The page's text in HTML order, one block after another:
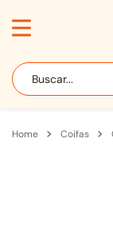
Buscar...
coifas